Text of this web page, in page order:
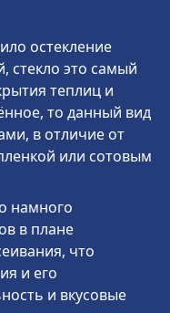
остекление
стекло это самый
теплиц и
то данный вид
в отличие от
или сотовым
намного
в плане
что
и его
и вкусовые